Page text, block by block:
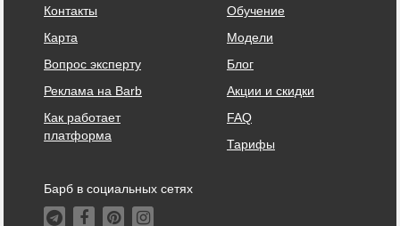
Контакты
Карта
Вопрос эксперту
Реклама на Barb
Как работает
платформа
Обучение
Модели
Блог
Акции и скидки
FAQ
Тарифы
Барб в социальных сетях